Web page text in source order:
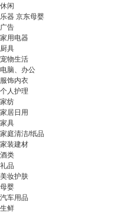
休闲
乐器 京东母婴
广告
家用电器
厨具
宠物生活
电脑、办公
服饰内衣
个人护理
家纺
家居日用
家具
家庭清洁/纸品
家装建材
酒类
礼品
美妆护肤
母婴
汽车用品
生鲜